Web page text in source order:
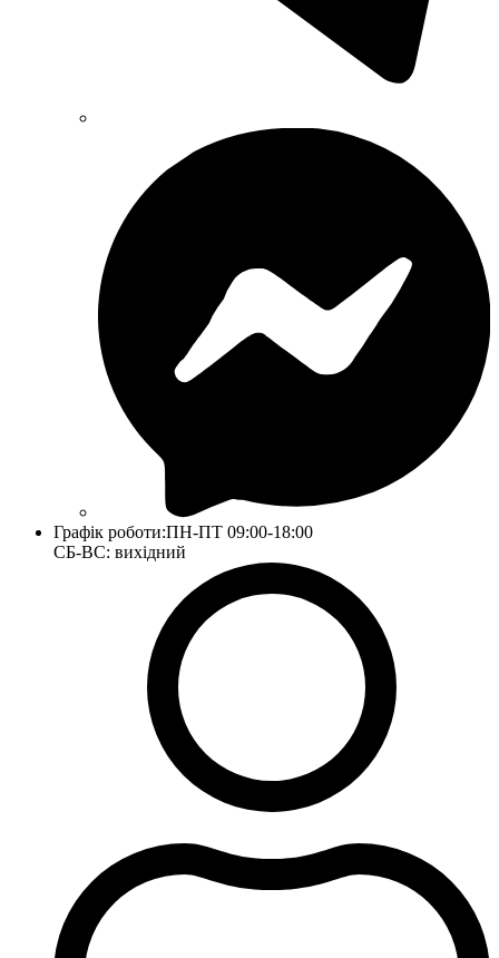
Графік роботи:ПН-ПТ 09:00-18:00
СБ-ВС: вихідний